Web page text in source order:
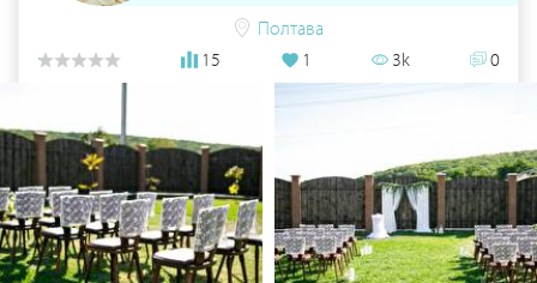
63927 8383
Полтава
15
1 3k 0